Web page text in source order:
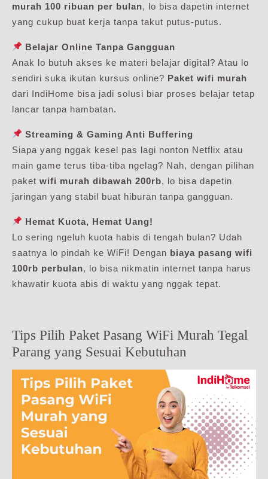
murah 100 ribuan per bulan, lo bisa dapetin internet
yang cukup buat kerja tanpa takut putus-putus.
Belajar Online Tanpa Gangguan
Anak lo butuh akses ke materi belajar digital? Atau lo
sendiri suka ikutan kursus online? Paket wifi murah
dari IndiHome bisa jadi solusi biar proses belajar tetap
lancar tanpa hambatan.
Streaming & Gaming Anti Buffering
Siapa yang nggak kesel pas lagi nonton Netflix atau
main game terus tiba-tiba ngelag? Nah, dengan pilihan
paket wifi murah dibawah 200rb, lo bisa dapetin
jaringan yang stabil buat hiburan tanpa gangguan.
Hemat Kuota, Hemat Uang!
Lo sering ngeluh kuota habis di tengah bulan? Udah
saatnya lo pindah ke WiFi! Dengan biaya pasang wifi
100rb perbulan, lo bisa nikmatin internet tanpa harus
khawatir kuota abis di waktu yang nggak tepat.
Tips Pilih Paket Pasang WiFi Murah Tegal
Parang yang Sesuai Kebutuhan